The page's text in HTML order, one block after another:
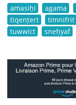
amasiḥi agama
tiqenṭert
timnifrit
tuwwict
sneḥyaf